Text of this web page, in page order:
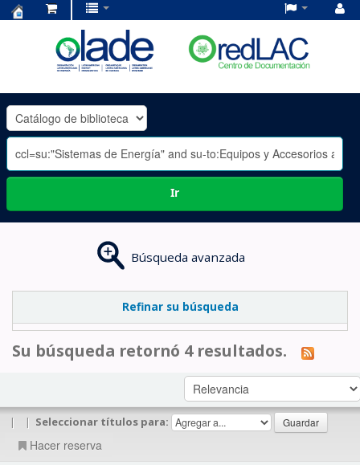
OLADE
-
Ir
Búsqueda avanzada
Refinar su búsqueda
Su búsqueda retornó 4 resultados.
| | Seleccionar títulos para:
Hacer reserva